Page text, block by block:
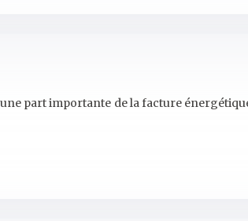
part importante de la facture